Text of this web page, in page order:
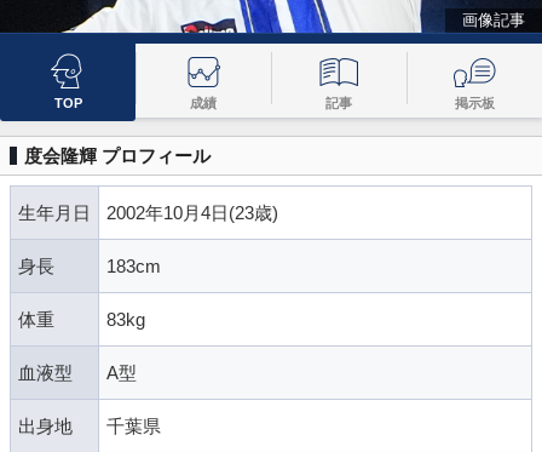
画像記事
TOP 成績 記事 掲示板
度会隆輝 プロフィール
生年月日 2002年10月4日(23歳)
身長 183cm
体重 83kg
血液型 A型
出身地 千葉県